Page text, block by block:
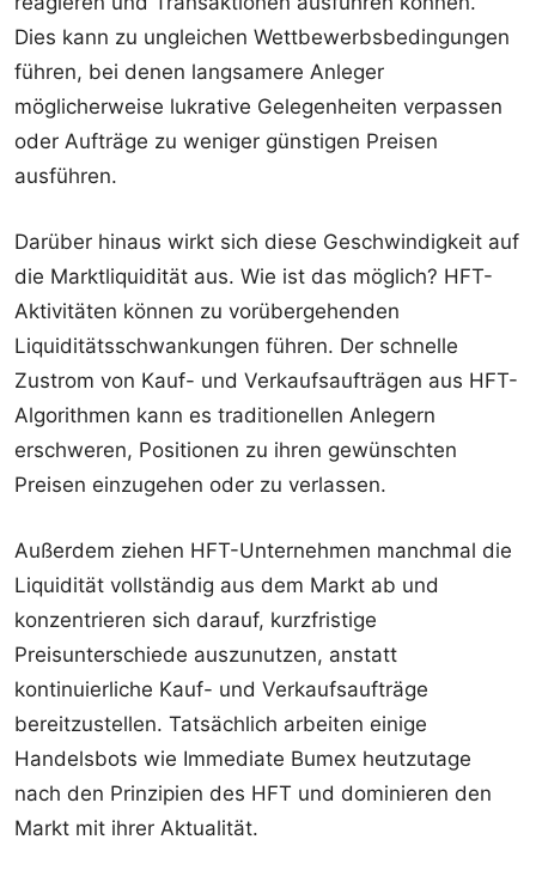
Dies kann zu ungleichen Wettbewerbsbedingungen
führen, bei denen langsamere Anleger
möglicherweise lukrative Gelegenheiten verpassen
oder Aufträge zu weniger günstigen Preisen
ausführen.
Darüber hinaus wirkt sich diese Geschwindigkeit auf
die Marktliquidität aus. Wie ist das möglich? HFT-
Aktivitäten können zu vorübergehenden
Liquiditätsschwankungen führen. Der schnelle
Zustrom von Kauf- und Verkaufsaufträgen aus HFT-
Algorithmen kann es traditionellen Anlegern
erschweren, Positionen zu ihren gewünschten
Preisen einzugehen oder zu verlassen.
Außerdem ziehen HFT-Unternehmen manchmal die
Liquidität vollständig aus dem Markt ab und
konzentrieren sich darauf, kurzfristige
Preisunterschiede auszunutzen, anstatt
kontinuierliche Kauf- und Verkaufsaufträge
bereitzustellen. Tatsächlich arbeiten einige
Handelsbots wie Immediate Bumex heutzutage
nach den Prinzipien des HFT und dominieren den
Markt mit ihrer Aktualität.